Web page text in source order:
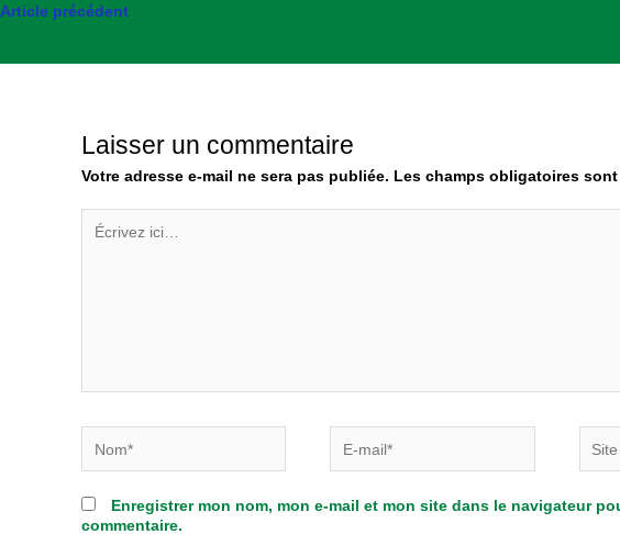
Article précédent
Laisser un commentaire
Votre adresse e-mail ne sera pas publiée. Les champs obligatoires
ici…
mail*
Enregistrer mon nom, mon e-mail et mon site dans le navigateur
commentaire.